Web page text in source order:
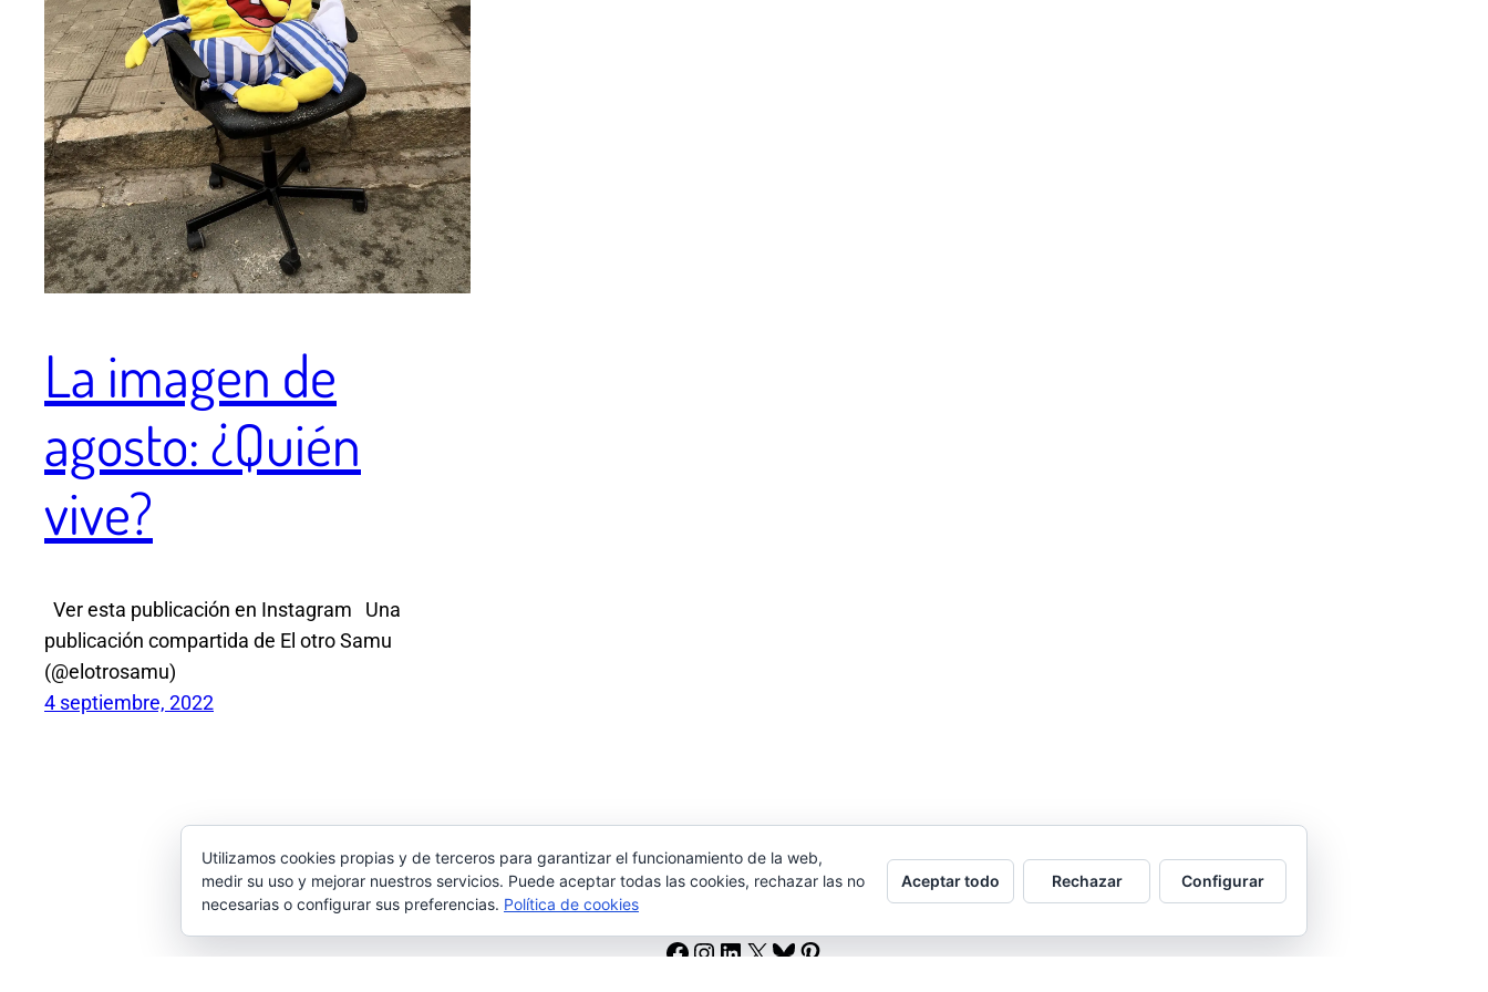
La imagen de
agosto: ¿Quién
vive?
Ver esta publicación en Instagram Una
publicación compartida de El otro Samu
(@elotrosamu)
4 septiembre, 2022
Facebook
Instagram
LinkedIn
X Bluesky
Pinterest
Utilizamos cookies propias y de terceros para garantizar el funcionamiento de la web,
medir su uso y mejorar nuestros servicios. Puede aceptar todas las cookies, rechazar las no
necesarias o configurar sus preferencias. Política de cookies
Aceptar todo Rechazar Configurar